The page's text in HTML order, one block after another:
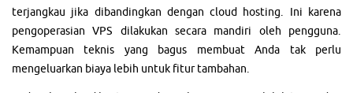
terjangkau jika dibandingkan dengan cloud hosting. Ini karena
pengoperasian VPS dilakukan secara mandiri oleh pengguna.
Kemampuan teknis yang bagus membuat Anda tak perlu
mengeluarkan biaya lebih untuk fitur tambahan.